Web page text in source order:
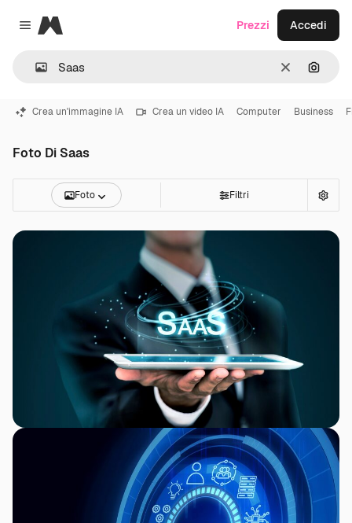
Close menu
Magnific
CancellaCerca
Prezzi Accedi
Crea un'immagine IA Crea un video IA Computer Business
Foto Di Saas
Foto Filtri